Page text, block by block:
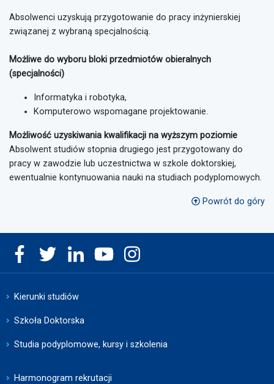
Absolwenci uzyskują przygotowanie do pracy inżynierskiej
związanej z wybraną specjalnością.
Możliwe do wyboru bloki przedmiotów obieralnych
(specjalności)
Informatyka i robotyka,
Komputerowo wspomagane projektowanie.
Możliwość uzyskiwania kwalifikacji na wyższym poziomie
Absolwent studiów stopnia drugiego jest przygotowany do
pracy w zawodzie lub uczestnictwa w szkole doktorskiej,
ewentualnie kontynuowania nauki na studiach podyplomowych.
Powrót do góry
Kierunki studiów
Szkoła Doktorska
Studia podyplomowe, kursy i szkolenia
Harmonogram rekrutacji